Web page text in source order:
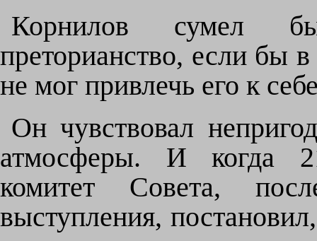
Корнилов сумел бы
преторианство, если бы
не мог привлечь его к
Он чувствовал
атмосферы. И когда
комитет Совета,
выступления,